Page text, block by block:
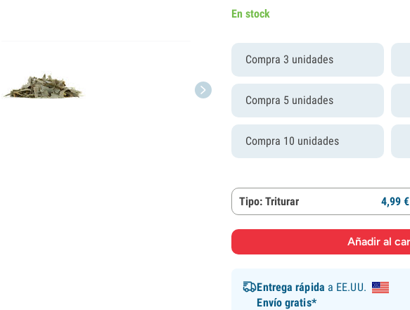
En stock
Compra 3 unidades
Compra 5 unidades
Compra 10 unidades
Tipo: Triturar 4,99 €
Entrega rápida a EE.UU.
Envío gratis*